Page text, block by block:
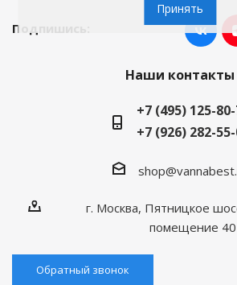
Подпишись:
Наши контакты
+7 (495) 125-
+7 (926) 282-
г. Москва, Пятницкое
помещение 40
Обратный звонок
Принять